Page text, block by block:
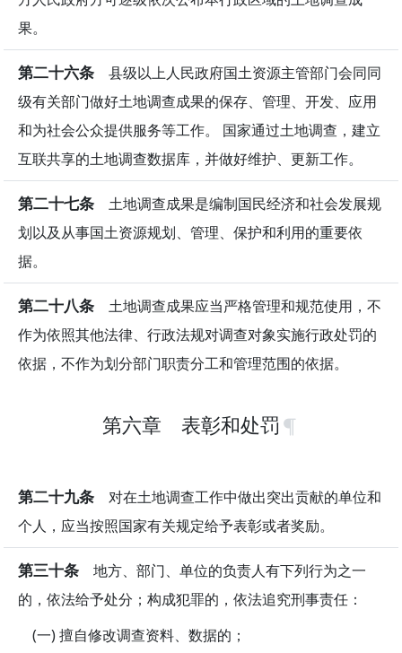
果。
第二十六条 县级以上人民政府国土资源主管部门会同同
级有关部门做好土地调查成果的保存、管理、开发、应用
和为社会公众提供服务等工作。 国家通过土地调查，建立
互联共享的土地调查数据库，并做好维护、更新工作。
第二十七条 土地调查成果是编制国民经济和社会发展规
划以及从事国土资源规划、管理、保护和利用的重要依
据。
第二十八条 土地调查成果应当严格管理和规范使用，不
作为依照其他法律、行政法规对调查对象实施行政处罚的
依据，不作为划分部门职责分工和管理范围的依据。
第六章 表彰和处罚
第二十九条 对在土地调查工作中做出突出贡献的单位和
个人，应当按照国家有关规定给予表彰或者奖励。
第三十条 地方、部门、单位的负责人有下列行为之一
的，依法给予处分；构成犯罪的，依法追究刑事责任：
(一) 擅自修改调查资料、数据的；